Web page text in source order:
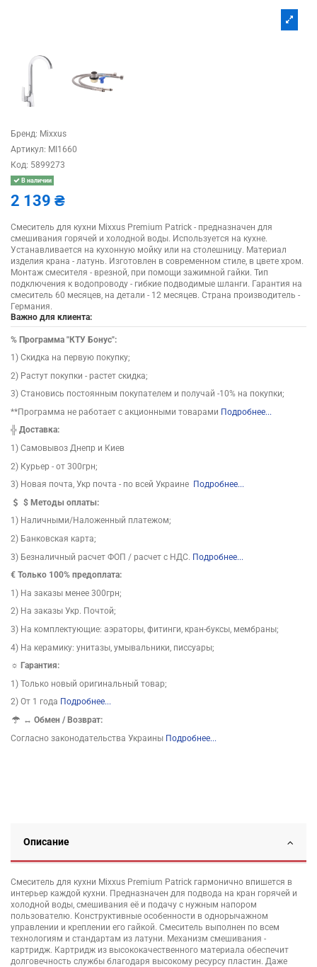
Бренд: Mixxus
Артикул: MI1660
Код: 5899273
В наличии
2 139 ₴
Смеситель для кухни Mixxus Premium Patrick - предназначен для
смешивания горячей и холодной воды. Используется на кухне.
Устанавливается на кухонную мойку или на столешницу. Материал
изделия крана - латунь. Изготовлен в современном стиле, в цвете хром.
Монтаж смесителя - врезной, при помощи зажимной гайки. Тип
подключения к водопроводу - гибкие подводимые шланги. Гарантия на
смеситель 60 месяцев, на детали - 12 месяцев. Страна производитель -
Германия.
Важно для клиента:
% Программа "КТУ Бонус":
1) Скидка на первую покупку;
2) Растут покупки - растет скидка;
3) Становись постоянным покупателем и получай -10% на покупки;
**Программа не работает с акционными товарами Подробнее...
╬ Доставка:
1) Самовывоз Днепр и Киев
2) Курьер - от 300грн;
3) Новая почта, Укр почта - по всей Украине Подробнее...
$Методы оплаты:
1) Наличными/Наложенный платежом;
2) Банковская карта;
3) Безналичный расчет ФОП / расчет с НДС. Подробнее...
€ Только 100% предоплата:
1) На заказы менее 300грн;
2) На заказы Укр. Почтой;
3) На комплектующие: аэраторы, фитинги, кран-буксы, мембраны;
4) На керамику: унитазы, умывальники, писсуары;
☼ Гарантия:
1) Только новый оригинальный товар;
2) От 1 года Подробнее...
↔Обмен / Возврат:
Согласно законодательства Украины Подробнее...
Описание
Смеситель для кухни Mixxus Premium Patrick гармонично впишется в
интерьер каждой кухни. Предназначен для подвода на кран горячей и
холодной воды, смешивания её и подачу с нужным напором
пользователю. Конструктивные особенности в однорычажном
управлении и креплении его гайкой. Смеситель выполнен по всем
технологиям и стандартам из латуни. Механизм смешивания -
картридж. Картридж из высококачественного материала обеспечит
долговечность службы благодаря высокому ресурсу пластин. Даже